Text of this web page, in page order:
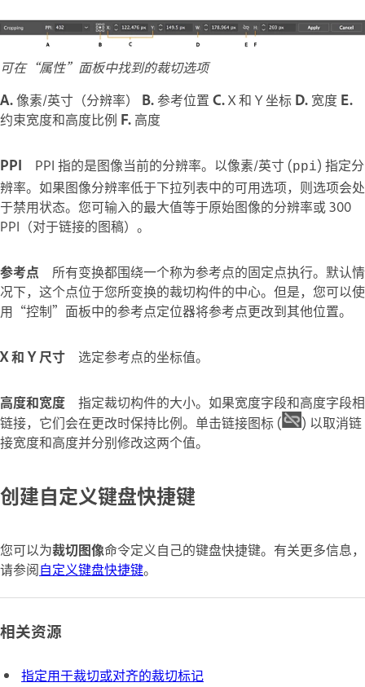
可在“属性”面板中找到的裁切选项
A.像素/英寸（分辨率） B. 参考位置 C.X 和 Y 坐标 D. 宽度 E.
约束宽度和高度比例 F. 高度
PPI PPI 指的是图像当前的分辨率。以像素/英寸 (ppi) 指定分
辨率。如果图像分辨率低于下拉列表中的可用选项，则选项会处
于禁用状态。您可输入的最大值等于原始图像的分辨率或 300
PPI（对于链接的图稿）。
参考点
所有变换都围绕一个称为参考点的固定点执行。默认情
况下，这个点位于您所变换的裁切构件的中心。但是，您可以使
用“控制”面板中的参考点定位器将参考点更改到其他位置。
X 和 Y 尺寸 选定参考点的坐标值。
高度和宽度
指定裁切构件的大小。如果宽度字段和高度字段相
链接，它们会在更改时保持比例。单击链接图标 (
) 以取消链
接宽度和高度并分别修改这两个值。
创建自定义键盘快捷键
您可以为裁切图像命令定义自己的键盘快捷键。有关更多信息，
请参阅自定义键盘快捷键。
相关资源
指定用于裁切或对齐的裁切标记